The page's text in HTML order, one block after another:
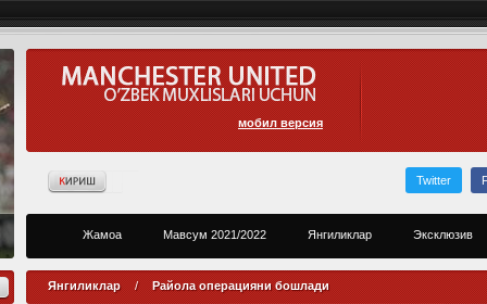
мобил версия
Twitter
Жамоа Мавсум 2021/2022 Янгиликлар Эксклюзив
Янгиликлар / Райола операцияни бошлади